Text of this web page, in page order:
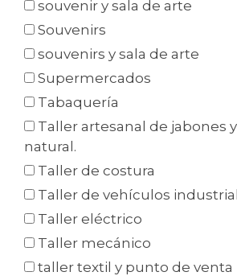
souvenir y sala de arte
Souvenirs
souvenirs y sala de arte
Supermercados
Tabaquería
Taller artesanal de jabones
natural.
Taller de costura
Taller de vehículos
Taller eléctrico
Taller mecánico
taller textil y punto de venta